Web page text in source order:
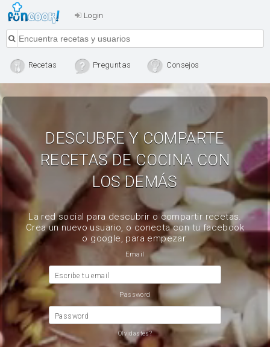
Login
Recetas Preguntas Consejos
DESCUBRE Y COMPARTE
RECETAS DE COCINA CON
LOS DEMÁS
La red social para descubrir o compartir recetas.
Crea un nuevo usuario, o conecta con tu facebook
o google, para empezar.
Email
Escribe tu email
Password
Password
Olvidastes?